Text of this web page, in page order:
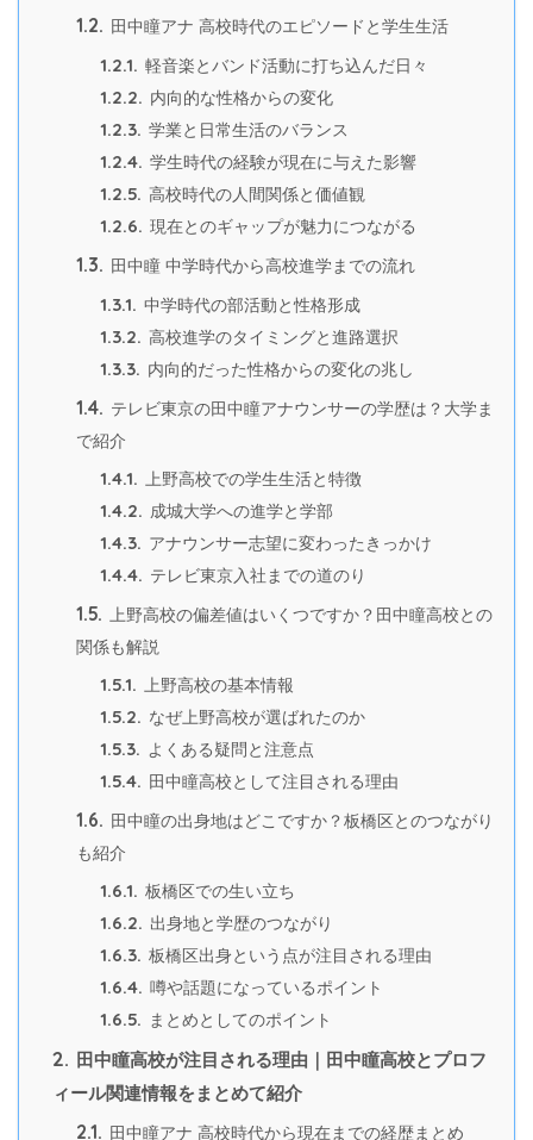
1.2. 田中瞳アナ 高校時代のエピソードと学生生活
1.2.1. 軽音楽とバンド活動に打ち込んだ日々
1.2.2. 内向的な性格からの変化
1.2.3. 学業と日常生活のバランス
1.2.4. 学生時代の経験が現在に与えた影響
1.2.5. 高校時代の人間関係と価値観
1.2.6. 現在とのギャップが魅力につながる
1.3. 田中瞳 中学時代から高校進学までの流れ
1.3.1. 中学時代の部活動と性格形成
1.3.2. 高校進学のタイミングと進路選択
1.3.3. 内向的だった性格からの変化の兆し
1.4. テレビ東京の田中瞳アナウンサーの学歴は？大学ま
で紹介
1.4.1. 上野高校での学生生活と特徴
1.4.2. 成城大学への進学と学部
1.4.3. アナウンサー志望に変わったきっかけ
1.4.4. テレビ東京入社までの道のり
1.5. 上野高校の偏差値はいくつですか？田中瞳高校との
関係も解説
1.5.1. 上野高校の基本情報
1.5.2. なぜ上野高校が選ばれたのか
1.5.3. よくある疑問と注意点
1.5.4. 田中瞳高校として注目される理由
1.6. 田中瞳の出身地はどこですか？板橋区とのつながり
も紹介
1.6.1. 板橋区での生い立ち
1.6.2. 出身地と学歴のつながり
1.6.3. 板橋区出身という点が注目される理由
1.6.4. 噂や話題になっているポイント
1.6.5. まとめとしてのポイント
2. 田中瞳高校が注目される理由｜田中瞳高校とプロフ
ィール関連情報をまとめて紹介
2.1. 田中瞳アナ 高校時代から現在までの経歴まとめ